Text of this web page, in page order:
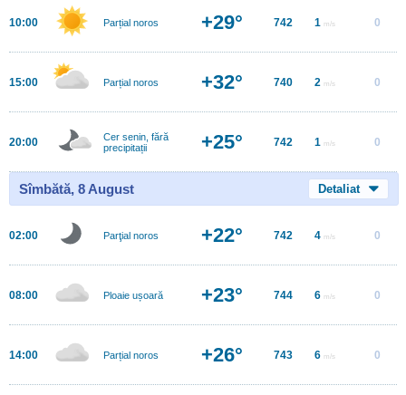
10:00 Parțial noros +29° 742 1 m/s 0
15:00 Parțial noros +32° 740 2 m/s 0
20:00
Cer senin, fără
precipitații
+25° 742 1 m/s 0
Sîmbătă, 8 August Detaliat
02:00 Parţial noros +22° 742 4 m/s 0
08:00 Ploaie ușoară +23° 744 6 m/s 0
14:00 Parțial noros +26° 743 6 m/s 0